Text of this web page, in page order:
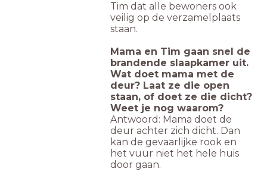
Tim dat alle bewoners ook
veilig op de verzamelplaats
staan.
Mama en Tim gaan snel de
brandende slaapkamer uit.
Wat doet mama met de
deur? Laat ze die open
staan, of doet ze die dicht?
Weet je nog waarom?
Antwoord: Mama doet de
deur achter zich dicht. Dan
kan de gevaarlijke rook en
het vuur niet het hele huis
door gaan.